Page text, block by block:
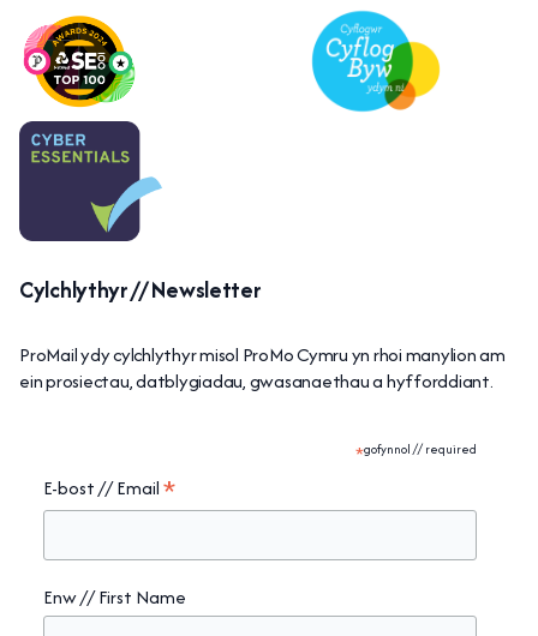
Cylchlythyr // Newsletter
ProMail ydy cylchlythyr misol ProMo Cymru yn rhoi manylion am
ein prosiectau, datblygiadau, gwasanaethau a hyfforddiant.
*gofynnol // required
E-bost // Email*
Enw // First Name